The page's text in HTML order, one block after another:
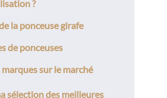
?
la ponceuse girafe
de ponceuses
sur le marché
sélection des meilleures